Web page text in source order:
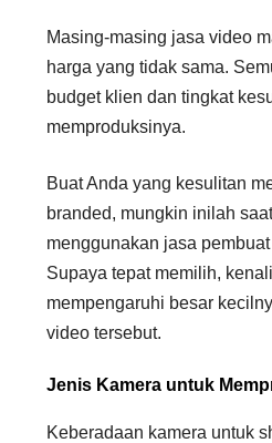
Masing-masing jasa video
harga yang tidak sama.
budget klien dan tingkat
memproduksinya.
Buat Anda yang kesulitan
branded, mungkin inilah
menggunakan jasa
Supaya tepat memilih,
mempengaruhi besar
video tersebut.
Jenis Kamera untuk
Keberadaan kamera untuk